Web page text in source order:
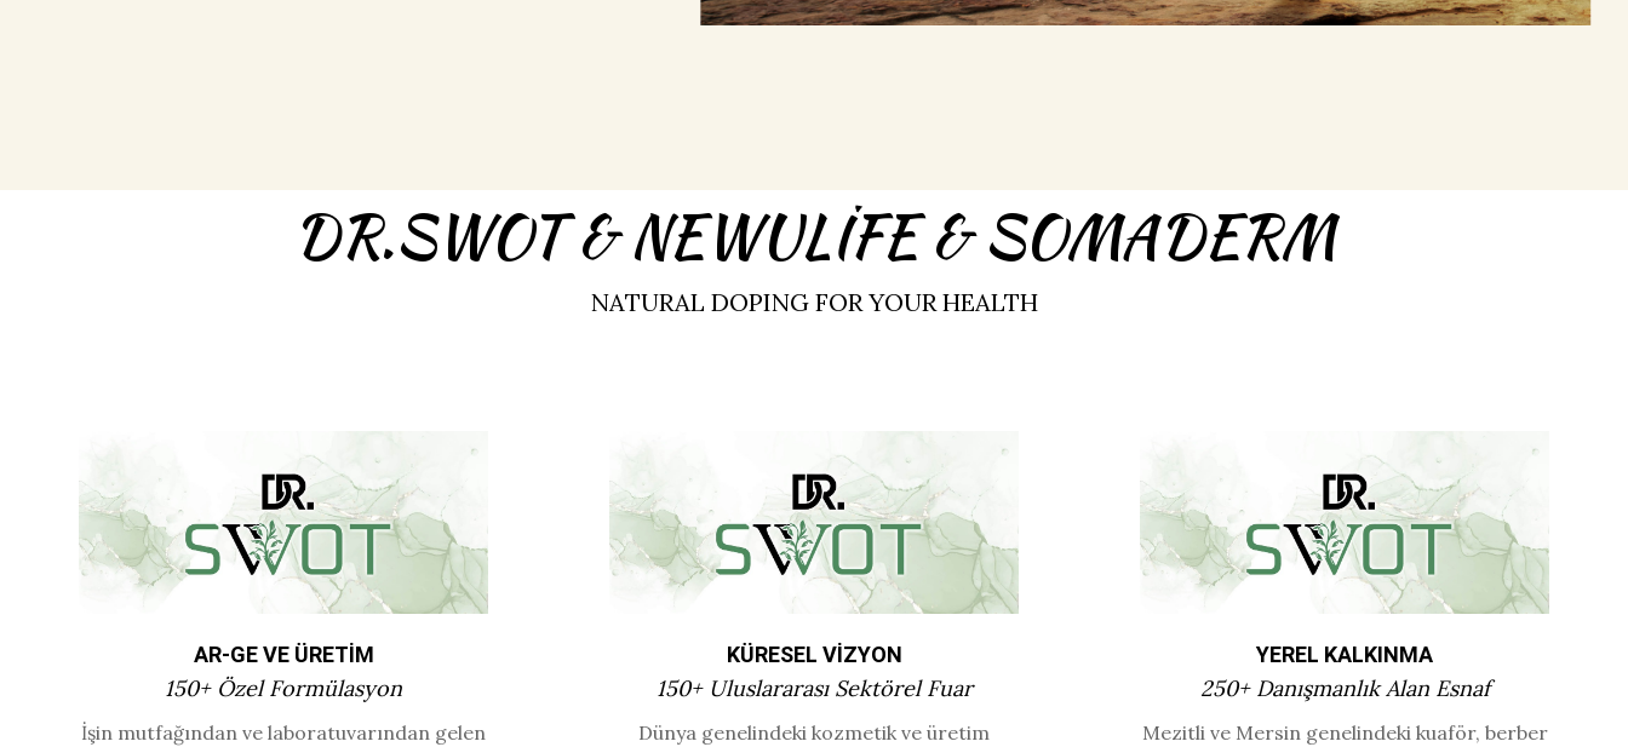
DR.SWOT & NEWULİFE & SOMADERM
NATURAL DOPING FOR YOUR HEALTH
AR-GE VE ÜRETİM
150+ Özel Formülasyon
İşin mutfağından ve laboratuvarından gelen
KÜRESEL VİZYON
150+ Uluslararası Sektörel Fuar
Dünya genelindeki kozmetik ve üretim
YEREL KALKINMA
250+ Danışmanlık Alan Esnaf
Mezitli ve Mersin genelindeki kuaför, berber